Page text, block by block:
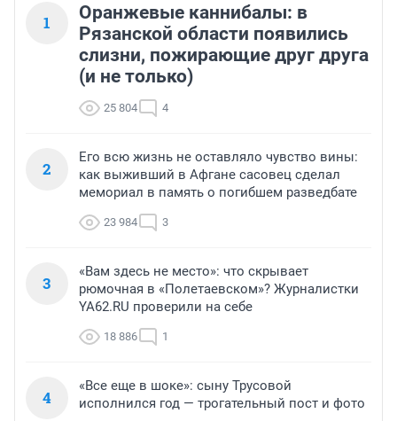
1
Оранжевые каннибалы: в
Рязанской области появились
слизни, пожирающие друг друга
(и не только)
25 804 4
2
Его всю жизнь не оставляло чувство вины:
как выживший в Афгане сасовец сделал
мемориал в память о погибшем разведбате
23 984 3
3
«Вам здесь не место»: что скрывает
рюмочная в «Полетаевском»? Журналистки
YA62.RU проверили на себе
18 886 1
4
«Все еще в шоке»: сыну Трусовой
исполнился год — трогательный пост и фото